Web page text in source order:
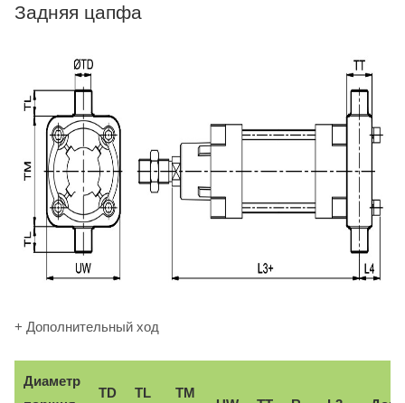
Задняя цапфа
+ Дополнительный ход
Диаметр
TD TL TM